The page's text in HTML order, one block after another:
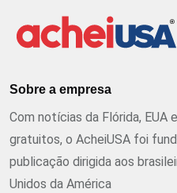
Sobre a empresa
Com notícias da Flórida, EUA
gratuitos, o AcheiUSA foi
publicação dirigida aos
Unidos da América